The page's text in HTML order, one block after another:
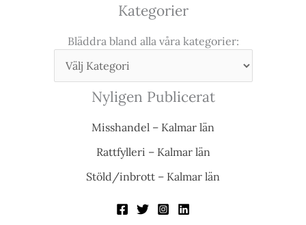
Kategorier
Bläddra bland alla våra kategorier:
Nyligen Publicerat
Misshandel – Kalmar län
Rattfylleri – Kalmar län
Stöld/inbrott – Kalmar län